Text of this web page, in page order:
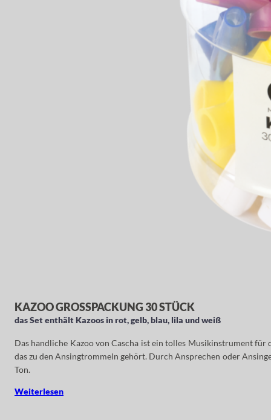
KAZOO GROSSPACKUNG 30 STÜCK
das Set enthält Kazoos in rot, gelb, blau, lila und weiß
Das handliche Kazoo von Cascha ist ein tolles Musikinstrument
das zu den Ansingtrommeln gehört. Durch Ansprechen oder
Ton.
Weiterlesen